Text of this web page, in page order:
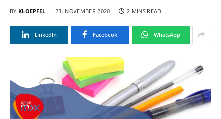
BY KLOEPFEL 23. NOVEMBER 2020 2 MINS READ
LinkedIn Facebook WhatsApp